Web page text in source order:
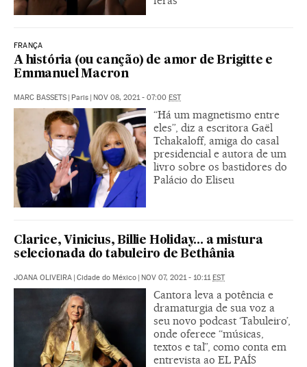
FRANÇA
A história (ou canção) de amor de Brigitte e
Emmanuel Macron
MARC BASSETS | Paris | NOV 08, 2021 - 07:00 EST
“Há um magnetismo entre
eles”, diz a escritora Gaël
Tchakaloff, amiga do casal
presidencial e autora de um
livro sobre os bastidores do
Palácio do Eliseu
Clarice, Vinicius, Billie Holiday... a mistura
selecionada do tabuleiro de Bethânia
JOANA OLIVEIRA | Cidade do México | NOV 07, 2021 - 10:11EST
Cantora leva a potência e
dramaturgia de sua voz a
seu novo podcast ‘Tabuleiro’,
onde oferece “músicas,
textos e tal”, como conta em
entrevista ao EL PAÍS